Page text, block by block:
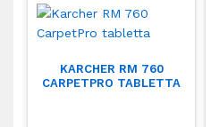
KARCHER RM 760
CARPETPRO TABLETTA